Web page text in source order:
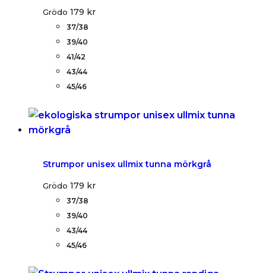
Grödo 179 kr
37/38
39/40
41/42
43/44
45/46
Strumpor unisex ullmix tunna mörkgrå
Grödo 179 kr
37/38
39/40
43/44
45/46